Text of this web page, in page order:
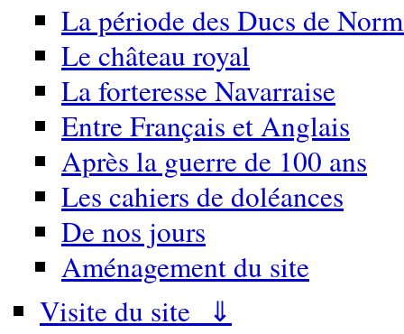
La période des Ducs de
Le château royal
La forteresse Navarraise
Entre Français et Anglais
Après la guerre de 100 ans
Les cahiers de doléances
De nos jours
Aménagement du site
Visite du site ⇓